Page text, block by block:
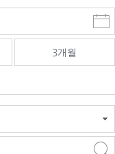
종
료
선
3개월